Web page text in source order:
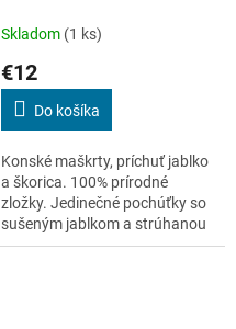
Skladom (1 ks)
€12
Do košíka
Konské maškrty, príchuť jablko
a škorica. 100% prírodné
zložky. Jedinečné pochúťky so
sušeným jablkom a strúhanou
škoricovou kôrou. Vďaka